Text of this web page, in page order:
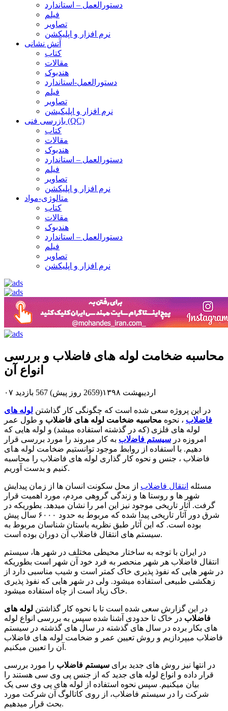
دستورالعمل – استاندارد
فیلم
تصاویر
نرم افزار و اپلیکشن
آتش نشانی
کتاب
مقالات
هندبوک
دستورالعمل-استاندارد
فیلم
تصاویر
نرم افزار و اپلیکیشن
بازرسی فنی (QC)
کتاب
مقالات
هندبوک
دستورالعمل – استاندارد
فیلم
تصاویر
نرم افزار و اپلیکشن
متالوژی-مواد
کتاب
مقالات
هندبوک
دستورالعمل – استاندارد
فیلم
تصاویر
نرم افزار و اپلیکشن
محاسبه ضخامت لوله ھﺎی ﻓﺎﺿﻼب و ﺑررﺳﯽ
اﻧواع آن
۰۷ اردیبهشت ۱۳۹۸(2659 روز پیش) 567 بازدید
در اﯾﻦ ﭘﺮوژه ﺳﻌﯽ ﺷﺪه اﺳﺖ ﮐﻪ ﭼﮕﻮﻧﮕﯽ ﮐﺎر ﮔﺬاﺷﺘﻦ ﻟﻮﻟﻪ ﻫﺎی
ﻓﺎﺿﻼب ، ﻧﺤﻮه ﻣﺤﺎﺳﺒﻪ ضخامت لوله ھﺎی ﻓﺎﺿﻼب و ﻃﻮل ﻋﻤﺮ
ﻟﻮﻟﻪ ﻫﺎی ﻓﻠﺰی (ﮐﻪ در ﮔﺬﺷﺘﻪ اﺳﺘﻔﺎده ﻣﯿﺸﺪ) و ﻟﻮﻟﻪ ﻫﺎﯾﯽ ﮐﻪ
اﻣﺮوزه در ﺳﯿﺴﺘﻢ ﻓﺎﺿلاب ﺑﻪ ﮐﺎر ﻣﯿﺮوﻧﺪ را ﻣﻮرد ﺑﺮرﺳﯽ ﻗﺮار
دﻫﯿﻢ. ﺑﺎ اﺳﺘﻔﺎده از رواﺑﻂ ﻣﻮﺟﻮد ﺗﻮاﻧﺴﺘﯿﻢ ضخامت لوله ھﺎی
ﻓﺎﺿﻼب ، ﺟﻨﺲ و ﻧﺤﻮه ﮐﺎر ﮔﺬاری ﻟﻮﻟﻪ ﻫﺎی ﻓﺎﺿﻼب را ﻣﺤﺎﺳﺒﻪ
ﮐﻨﯿﻢ و ﺑﺪﺳﺖ آورﯾﻢ.
ﻣﺴﺌﻠﻪ اﻧﺘﻘﺎل ﻓﺎﺿﻼب از ﻣﺤﻞ ﺳﮑﻮﻧﺖ اﻧﺴﺎن ﻫﺎ از زﻣﺎن ﭘﯿﺪاﯾﺶ
ﺷﻬﺮ ﻫﺎ و روﺳﺘﺎ ﻫﺎ و زﻧﺪﮔﯽ ﮔﺮوﻫﯽ ﻣﺮدم، ﻣﻮرد اﻫﻤﯿﺖ ﻗﺮار
ﮔﺮﻓﺖ. آﺛﺎر ﺗﺎرﯾﺨﯽ ﻣﻮﺟﻮد ﻧﯿﺰ اﯾﻦ اﻣﺮ را ﻧﺸﺎن ﻣﯿﺪﻫﺪ. ﺑﻄﻮرﯾﮑﻪ در
ﺷﺮق دور آﺛﺎر ﺗﺎرﯾﺨﯽ ﭘﯿﺪا ﺷﺪه ﮐﻪ ﻣﺮﺑﻮط ﺑﻪ ﺣﺪود ۶۰۰۰ ﺳﺎل ﭘﯿﺶ
ﺑﻮده اﺳﺖ. ﮐﻪ اﯾﻦ آﺛﺎر ﻃﺒﻖ ﻧﻈﺮﯾﻪ ﺑﺎﺳﺘﺎن ﺷﻨﺎﺳﺎن ﻣﺮﺑﻮط ﺑﻪ
ﺳﯿﺴﺘﻢ ﻫﺎی اﻧﺘﻘﺎل ﻓﺎﺿﻼب آن دوران ﺑﻮده اﺳﺖ.
در اﯾﺮان ﺑﺎ ﺗﻮﺟﻪ ﺑﻪ ﺳﺎﺧﺘﺎر ﻣﺤﯿﻄﯽ ﻣﺨﺘﻠﻒ در ﺷﻬﺮ ﻫﺎ، ﺳﯿﺴﺘﻢ
انتقال ﻓﺎﺿﻼب ﻫﺮ ﺷﻬﺮ ﻣﻨﺤﺼﺮ ﺑﻪ ﻓﺮد ﺧﻮد آن ﺷﻬﺮ اﺳﺖ ﺑﻄﻮرﯾﮑﻪ
در ﺷﻬﺮ ﻫﺎﯾﯽ ﮐﻪ ﻧﻔﻮذ ﭘﺬﯾﺮی ﺧﺎک ﮐﻤﺘﺮ اﺳﺖ و ﺷﯿﺐ ﻣﻨﺎﺳﺒﯽ دارد از
زﻫﮑﺸﯽ ﻃﺒﯿﻌﯽ اﺳﺘﻔﺎده ﻣﯿﺸﻮد. وﻟﯽ در ﺷﻬﺮ ﻫﺎﯾﯽ ﮐﻪ ﻧﻔﻮذ ﭘﺬﯾﺮی
ﺧﺎک زﯾﺎد اﺳﺖ از ﭼﺎه اﺳﺘﻔﺎده ﻣﯿﺸﻮد.
در اﯾﻦ ﮔﺰارش ﺳﻌﯽ ﺷﺪه اﺳﺖ ﺗﺎ ﺑﺎ ﻧﺤﻮه ﮐﺎر ﮔﺬاﺷﺘﻦ ﻟﻮﻟﻪ ﻫﺎی
ﻓﺎﺿﻼب در ﺧﺎک ﺗﺎ ﺣﺪودی آﺷﻨﺎ ﺷﺪه ﺳﭙﺲ ﺑﻪ ﺑﺮرﺳﯽ اﻧﻮاع ﻟﻮﻟﻪ
ﻫﺎی ﺑﮑﺎر ﺑﺮده در ﺳﺎل ﻫﺎی ﮔﺬﺷﺘﻪ در ﺳﺎل ﻫﺎی ﮔﺬﺷﺘﻪ در ﺳﯿﺴﺘﻢ
ﻓﺎﺿﻼب ﻣﯿﭙﺮدازﯾﻢ و روش ﺗﻌﯿﯿﻦ ﻋﻤﺮ و ضخامت لوله ھﺎی ﻓﺎﺿﻼب
آن را ﺗﻌﯿﯿﻦ ﻣﯿﮑﻨﯿﻢ.
در اﻧﺘﻬﺎ ﻧﯿﺰ روش ﻫﺎی ﺟﺪﯾﺪ ﺑﺮای ﺳﯿﺴﺘﻢ ﻓﺎﺿﻼب را ﻣﻮرد ﺑﺮرﺳﯽ
ﻗﺮار داده و اﻧﻮاع ﻟﻮﻟﻪ ﻫﺎی ﺟﺪﯾﺪ ﮐﻪ از ﺟﻨﺲ ﭘﯽ وی ﺳﯽ ﻫﺴﺘﻨﺪ را
ﺑﯿﺎن ﻣﯿﮑﻨﯿﻢ. ﺳﭙﺲ ﻧﺤﻮه اﺳﺘﻔﺎده از ﻟﻮﻟﻪ ﻫﺎی ﭘﯽ وی ﺳﯽ ﯾﮏ
ﺷﺮﮐﺖ را در ﺳﯿﺴﺘﻢ ﻓﺎﺿﻼب، از روی ﮐﺎﺗﺎﻟﻮگ آن ﺷﺮﮐﺖ ﻣﻮرد
ﺑﺤﺚ ﻗﺮار ﻣﯿﺪﻫﯿﻢ.